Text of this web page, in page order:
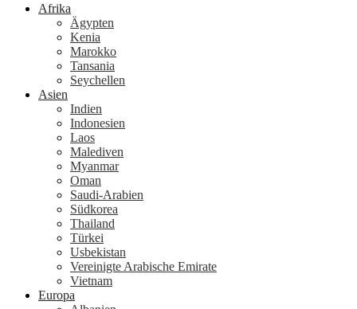
Afrika
Ägypten
Kenia
Marokko
Tansania
Seychellen
Asien
Indien
Indonesien
Laos
Malediven
Myanmar
Oman
Saudi-Arabien
Südkorea
Thailand
Türkei
Usbekistan
Vereinigte Arabische Emirate
Vietnam
Europa